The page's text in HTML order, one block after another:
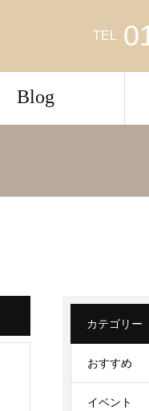
TEL
Blog
カテゴリー
おすすめ
イベント